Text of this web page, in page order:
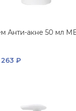
Анти-акне 50 мл
263 ₽